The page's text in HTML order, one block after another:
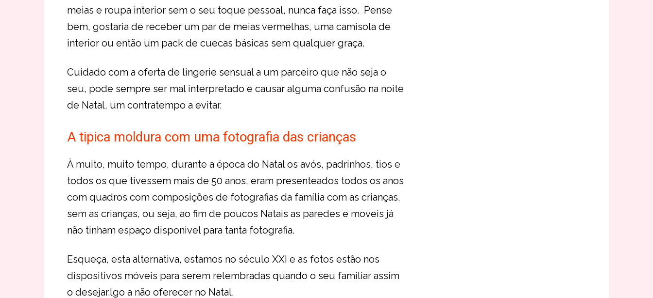
meias e roupa interior sem o seu toque pessoal, nunca faça isso. Pense
bem, gostaria de receber um par de meias vermelhas, uma camisola de
interior ou então um pack de cuecas básicas sem qualquer graça.
Cuidado com a oferta de lingerie sensual a um parceiro que não seja o
seu, pode sempre ser mal interpretado e causar alguma confusão na noite
de Natal, um contratempo a evitar.
A tipica moldura com uma fotografia das crianças
À muito, muito tempo, durante a época do Natal os avós, padrinhos, tios e
todos os que tivessem mais de 50 anos, eram presenteados todos os anos
com quadros com composições de fotografias da família com as crianças,
sem as crianças, ou seja, ao fim de poucos Natais as paredes e moveis já
não tinham espaço disponivel para tanta fotografia.
Esqueça, esta alternativa, estamos no século XXI e as fotos estão nos
dispositivos móveis para serem relembradas quando o seu familiar assim
o desejar.lgo a não oferecer no Natal.